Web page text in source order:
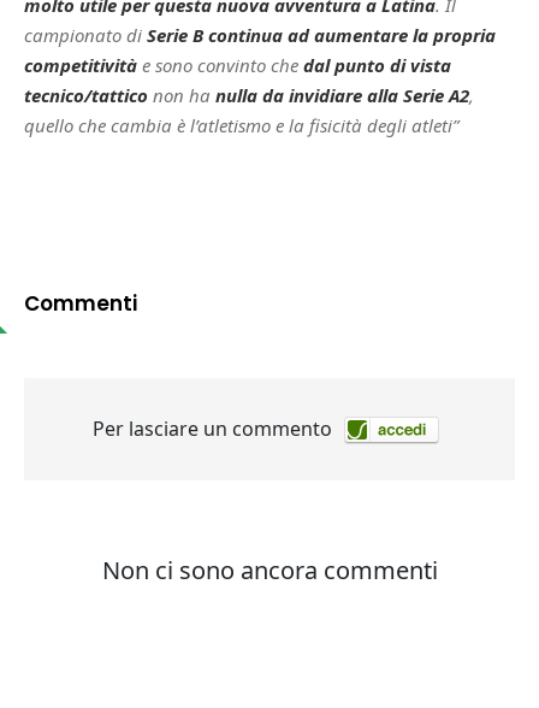
campionato di Serie B continua ad aumentare la propria
competitività e sono convinto che dal punto di vista
tecnico/tattico non ha nulla da invidiare alla Serie A2,
quello che cambia è l’atletismo e la fisicità degli atleti”
Commenti